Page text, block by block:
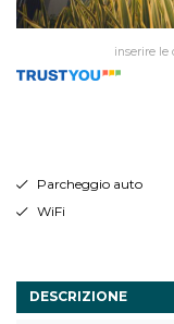
inserire le
Parcheggio auto
WiFi
DESCRIZIONE